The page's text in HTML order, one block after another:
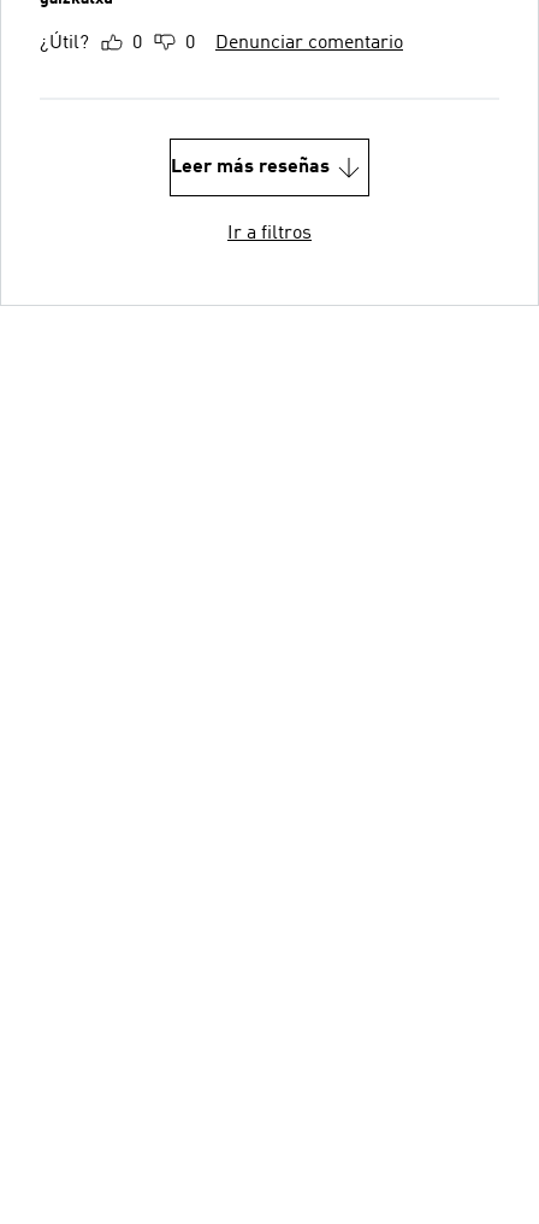
¿Útil? 0 0 Denunciar comentario
Leer más reseñas
Ir a filtros